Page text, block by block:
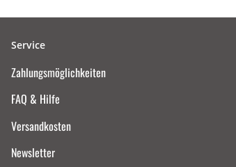
Service
Zahlungsmöglichkeiten
FAQ & Hilfe
Versandkosten
Newsletter